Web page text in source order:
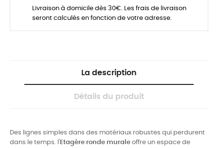
Livraison à domicile dès 30€. Les frais de livraison
seront calculés en fonction de votre adresse.
La description
Détails du produit
Des lignes simples dans des matériaux robustes qui perdurent
dans le temps. l'Etagère ronde murale offre un espace de